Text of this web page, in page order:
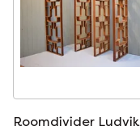
Roomdivider Ludvik